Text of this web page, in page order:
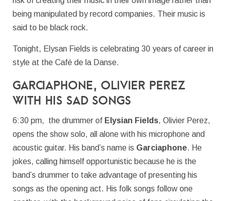
being manipulated by record companies. Their music is
said to be black rock.
Tonight, Elysan Fields is celebrating 30 years of career in
style at the Café de la Danse.
Garciaphone, Olivier Perez
with his sad songs
6:30 pm, the drummer of Elysian Fields, Olivier Perez,
opens the show solo, all alone with his microphone and
acoustic guitar. His band’s name is Garciaphone. He
jokes, calling himself opportunistic because he is the
band’s drummer to take advantage of presenting his
songs as the opening act. His folk songs follow one